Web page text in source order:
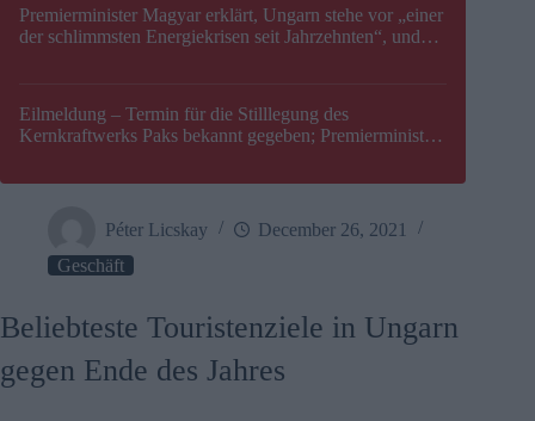
Premierminister Magyar erklärt, Ungarn stehe vor „einer
der schlimmsten Energiekrisen seit Jahrzehnten“, und
Eilmeldung – Termin für die Stilllegung des
Kernkraftwerks Paks bekannt gegeben; Premierminister
Péter Licskay
December 26, 2021
Geschäft
Beliebteste Touristenziele in Ungarn
gegen Ende des Jahres